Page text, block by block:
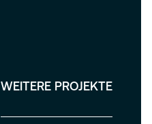
WEITERE PROJEKTE